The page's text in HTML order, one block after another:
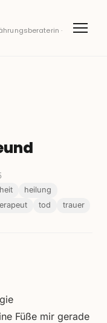
·
heilung
tod trauer
Füße mir gerade